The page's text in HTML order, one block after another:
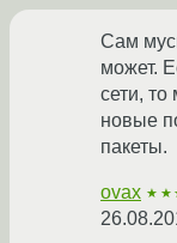
Сам
может.
сети,
новые
пакеты.
ovax